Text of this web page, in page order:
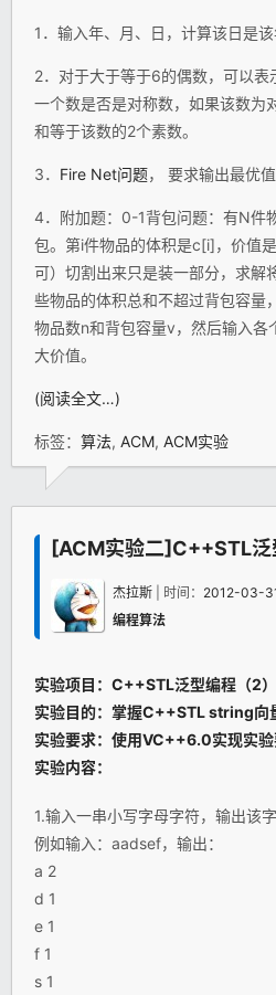
1．输入年、月、日，计算该日是该
2．对于大于等于6的偶数，可以
一个数是否是对称数，如果该数为
和等于该数的2个素数。
3． Fire Net问题， 要求输出最优
4．附加题：0-1背包问题：有N件
包。第i件物品的体积是c[i]，价值
可）切割出来只是装一部分，求解
些物品的体积总和不超过背包容量
物品数n和背包容量v，然后输入各
大价值。
(阅读全文…)
标签： 算法, ACM, ACM实验
[ACM实验二]C++STL泛
杰拉斯 | 时间： 2012-03-
编程算法
实验项目： C++STL泛型编程（2）
实验目的：掌握C++STL string向
实验要求：使用VC++6.0实现实验
实验内容：
1.输入一串小写字母字符，输出该
例如输入：aadsef，输出：
a 2
d 1
e 1
f 1
s 1